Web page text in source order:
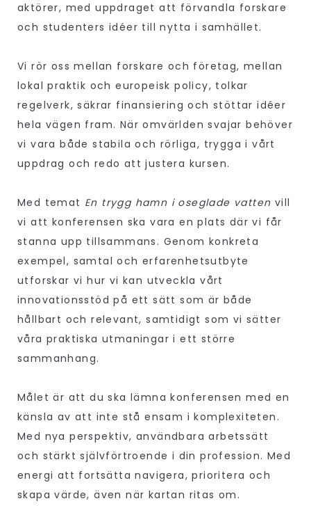
aktörer, med uppdraget att förvandla forskare
och studenters idéer till nytta i samhället.
Vi rör oss mellan forskare och företag, mellan
lokal praktik och europeisk policy, tolkar
regelverk, säkrar finansiering och stöttar idéer
hela vägen fram. När omvärlden svajar behöver
vi vara både stabila och rörliga, trygga i vårt
uppdrag och redo att justera kursen.
Med temat En trygg hamn i oseglade vatten vill
vi att konferensen ska vara en plats där vi får
stanna upp tillsammans. Genom konkreta
exempel, samtal och erfarenhetsutbyte
utforskar vi hur vi kan utveckla vårt
innovationsstöd på ett sätt som är både
hållbart och relevant, samtidigt som vi sätter
våra praktiska utmaningar i ett större
sammanhang.
Målet är att du ska lämna konferensen med en
känsla av att inte stå ensam i komplexiteten.
Med nya perspektiv, användbara arbetssätt
och stärkt självförtroende i din profession. Med
energi att fortsätta navigera, prioritera och
skapa värde, även när kartan ritas om.